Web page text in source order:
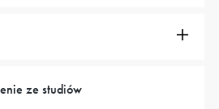
ze studiów